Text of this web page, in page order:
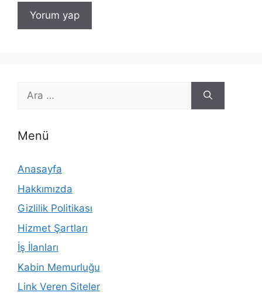
için
Menü
Anasayfa
Hakkımızda
Gizlilik Politikası
Hizmet Şartları
İş İlanları
Kabin Memurluğu
Link Veren Siteler